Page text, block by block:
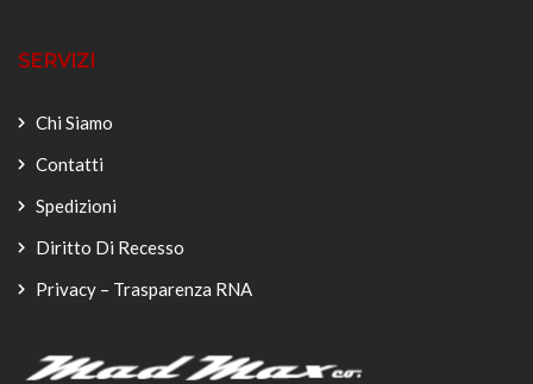
SERVIZI
Chi Siamo
Contatti
Spedizioni
Diritto Di Recesso
Privacy – Trasparenza RNA